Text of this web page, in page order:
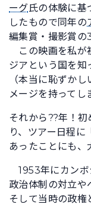
ーグ氏の体験に基
したもので同年の
編集賞・撮影賞の
この映画を私が
ジアという国を知
（本当に恥ずか
メージを持ってし
それから??年！
り、ツアー日程に
あったことにも、
1953年にカンボ
政治体制の対立や
そして当時の政権